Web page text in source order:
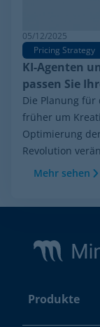
05/12/2025
Pricing Strategy
KI-Agenten
passen Sie
Die Planung für
früher um
Optimierung
Revolution
Mehr sehen
Produkte